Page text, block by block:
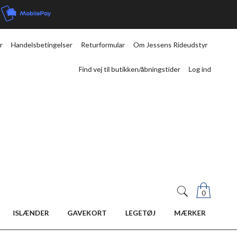
Handelsbetingelser Returformular Om Jessens Rideudstyr
Find vej til butikken/åbningstider Log ind
0
ISLÆNDER GAVEKORT LEGETØJ MÆRKER